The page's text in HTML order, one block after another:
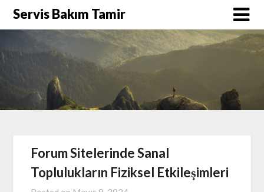
SkipServis Bakım Tamir
Forum Sitelerinde Sanal
Toplulukların Fiziksel Etkileşimleri